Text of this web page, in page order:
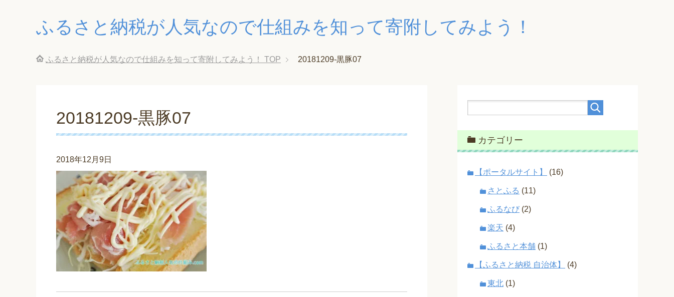
ふるさと納税が人気なので仕組みを知って寄附してみよう！
ふるさと納税が人気なので仕組みを知って寄附してみよう！ TOP 20181209-黒豚07
20181209-黒豚07
2018年12月9日
カテゴリー
【ポータルサイト】 (16)
さとふる (11)
ふるなび (2)
楽天 (4)
ふるさと本舗 (1)
【ふるさと納税 自治体】 (4)
東北 (1)